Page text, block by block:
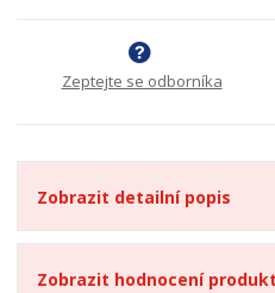
Zeptejte se odborníka
Zobrazit detailní popis
Zobrazit hodnocení